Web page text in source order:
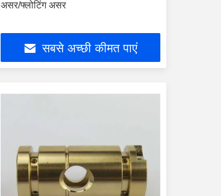
असर/फ्लोटिंग असर
सबसे अच्छी कीमत पाएं